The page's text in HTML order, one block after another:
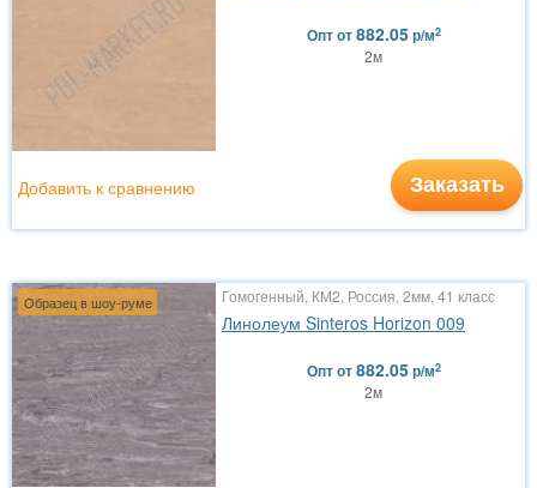
Оптот882.05р/м2
2м
Заказать
Добавить к сравнению
Образец в шоу-руме Гомогенный, КМ2, Россия, 2мм, 41 класс
Линолеум Sinteros Horizon 009
Оптот882.05р/м2
2м